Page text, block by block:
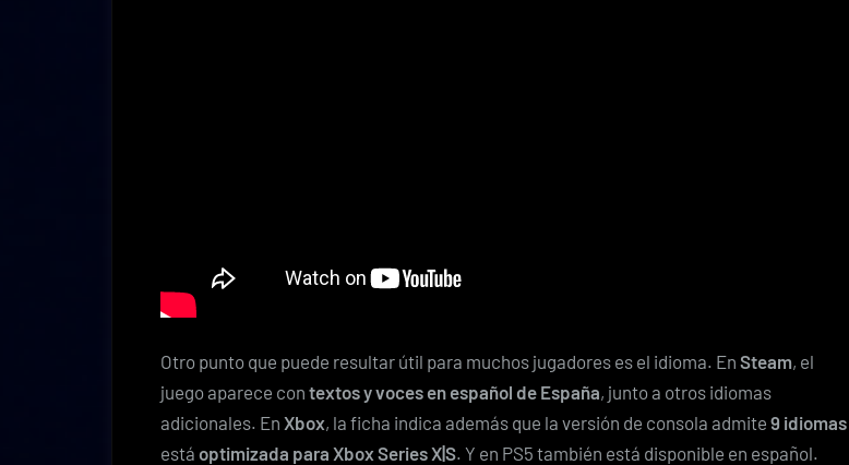
Otro punto que puede resultar útil para muchos jugadores es el idioma. En Steam, el
juego aparece con textos y voces en español de España, junto a otros idiomas
adicionales. En Xbox, la ficha indica además que la versión de consola admite 9 idiomas
está optimizada para Xbox Series X|S. Y en PS5 también está disponible en español.